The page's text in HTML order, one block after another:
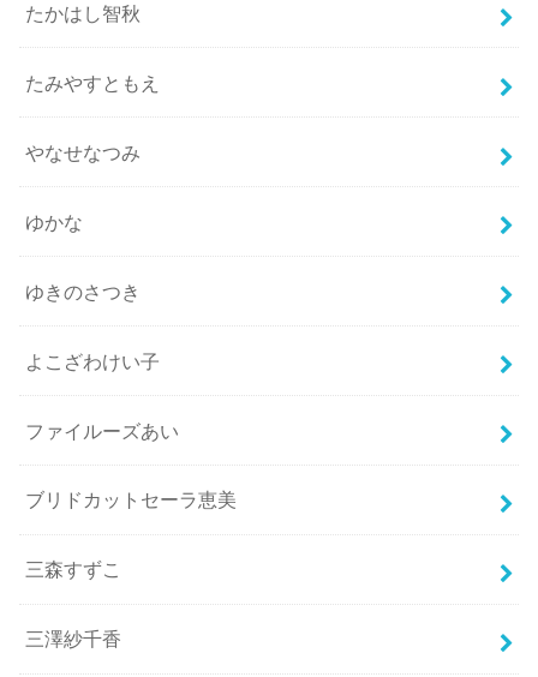
たかはし智秋
たみやすともえ
やなせなつみ
ゆかな
ゆきのさつき
よこざわけい子
ファイルーズあい
ブリドカットセーラ恵美
三森すずこ
三澤紗千香